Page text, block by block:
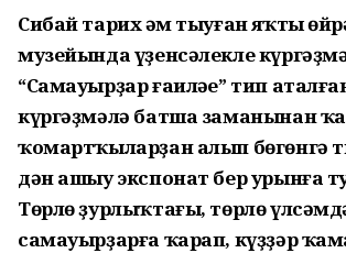
Сибай тарих һәм тыуған яҡты
музейында үҙенсәлекле
“Самауырҙар ғаиләһе” тип
күргәҙмәлә батша заманынан
ҡомартҡыларҙан алып бөгөнгә
дән ашыу экспонат бер урынға
Төрлө ҙурлыҡтағы, төрлө
самауырҙарға ҡарап, күҙҙәр